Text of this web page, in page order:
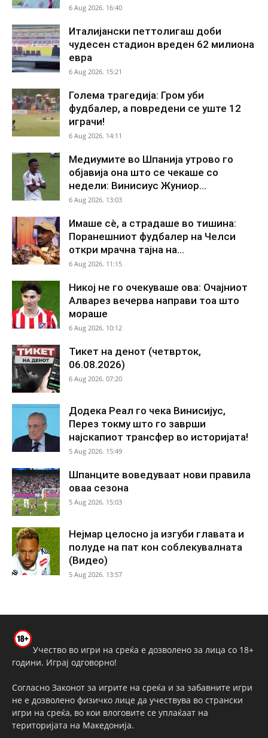
6 Aug 2026. 16:40
Италијански петтолигаш доби
чудесен стадион вреден 62 милиона
евра
6 Aug 2026. 15:21
Голема трагедија: Гром уби
фудбалер, а повредени се уште 12
играчи!
6 Aug 2026. 14:11
Медиумите во Шпанија утрово го
објавија она што се чекаше со
недели: Винисиус Жуниор...
6 Aug 2026. 13:03
Имаше сè, а страдаше во тишина:
Поранешниот фудбалер на Челси
откри мрачна тајна на...
6 Aug 2026. 11:15
Никој не го очекуваше ова: Очајниот
Алварез вечерва направи тоа што
мораше
6 Aug 2026. 10:12
Тикет на денот (четврток,
06.08.2026)
6 Aug 2026. 07:20
Додека Реал го чека Винисијус,
Перез токму што го заврши
најскапиот трансфер во историјата!
5 Aug 2026. 15:49
Шпанците воведуваат нови правила
оваа сезона
5 Aug 2026. 15:03
Нејмар целосно ја изгуби главата и
полуде на пат кон соблекувалната
(Видео)
5 Aug 2026. 13:57
Учество во игри на среќа е дозволено за лица со 18+
години. Играј одговорно!
Согласно Законот за игрите на среќа и за забавните игри
не е дозволено физичко лице да учествува во странски
игри на среќа, во кои влоговите се уплаќаат на
територијата на Македонија.